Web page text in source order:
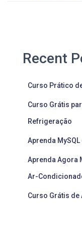
Recent
Curso Prático
Curso Grátis
Refrigeração
Aprenda
Aprenda Agora
Ar-
Curso Grátis de